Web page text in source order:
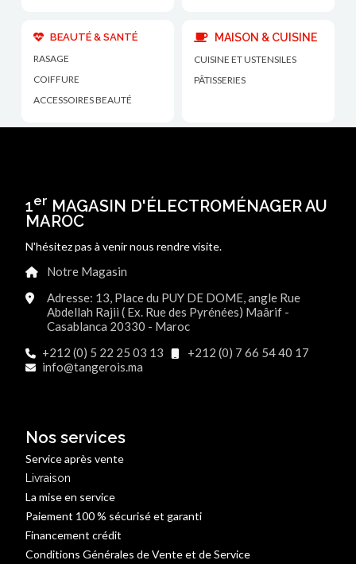
BEAUTÉ & SANTÉ
RASAGE
COIFFURE
ACCESSOIRES BEAUTÉ
MAISON & CUISINE
CUISINE ET USTENSILES
PÂTISSERIES
1er MAGASIN D'ÉLECTROMÉNAGER AU
MAROC
N'hésitez pas à venir nous rendre visite.
Notre Magasin
Adresse: 13, Place du PUY DE DOME, angle Rue
Abdellah Rajii ( Ex. Rue des Pyrénées) Maârif -
Casablanca 20330 - Maroc
+212 (0) 5 22 25 03 13
+212 (0) 7 66 54 40 17
info@tangerois.ma
Nos services
Service après vente
Livraison
La mise en service
Paiement 100 % sécurisé et garanti
Financement crédit
Conditions Générales de Vente et de Service